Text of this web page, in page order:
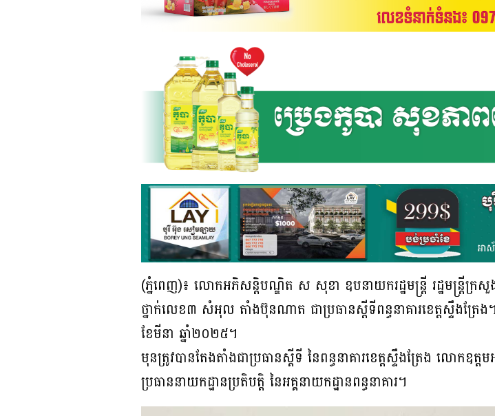
(ភ្នំពេញ)៖ លោកអភិសន្ដិបណ្ឌិត ស សុខា ឧបនាយករដ្ឋមន្ដ្រី រដ្ឋមន្ដ្រីក្រ
ថ្នាក់លេខ៣ សំអុល តាំងប៊ុនណាត ជាប្រធានស្ដីទីពន្ធនាគារខេត្តស្ទឹងត្
ខែមីនា ឆ្នាំ២០២៥។
មុនត្រូវបានតែងតាំងជាប្រធានស្ដីទី នៃពន្ធនាគារខេត្តស្ទឹងត្រែង លោក
ប្រធាននាយកដ្ឋានប្រតិបត្តិ នៃអគ្គនាយកដ្ឋានពន្ធនាគារ។